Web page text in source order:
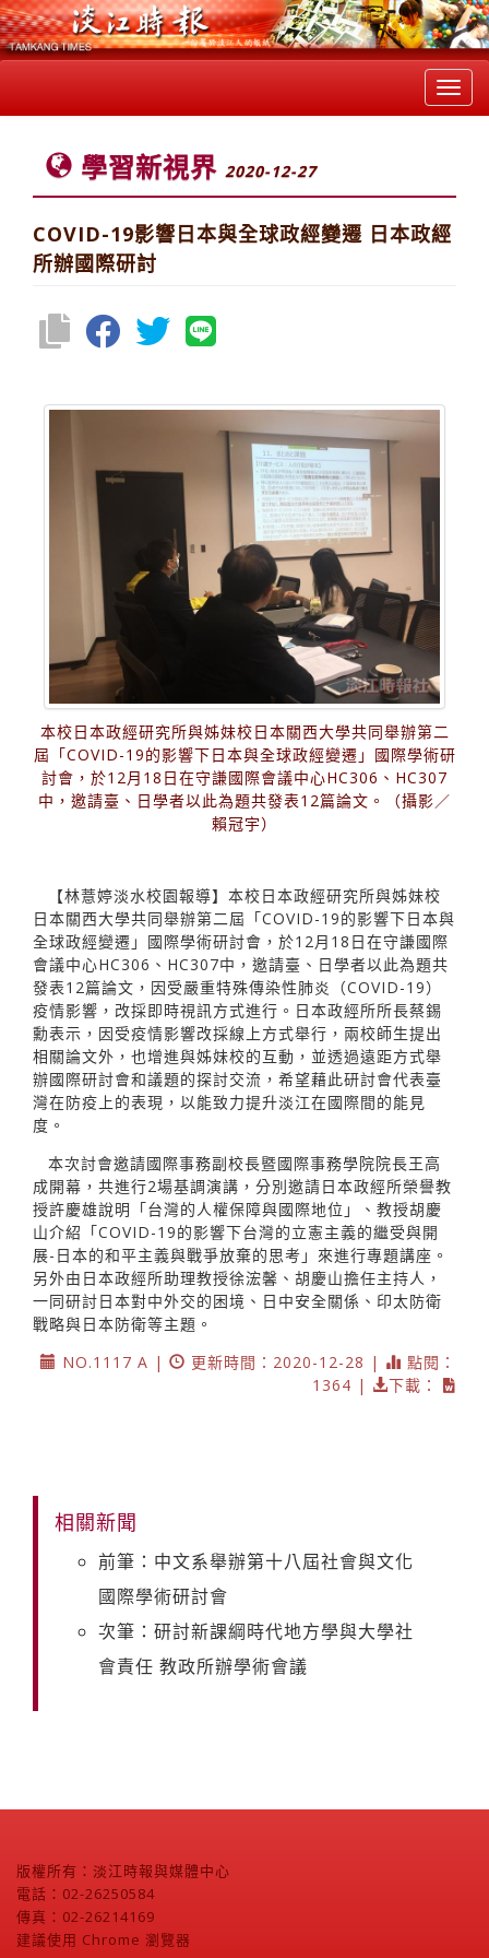
學習新視界 2020-12-27
COVID-19影響日本與全球政經變遷 日本政經
所辦國際研討
本校日本政經研究所與姊妹校日本關西大學共同舉辦第二
屆「COVID-19的影響下日本與全球政經變遷」國際學術研
討會，於12月18日在守謙國際會議中心HC306、HC307
中，邀請臺、日學者以此為題共發表12篇論文。（攝影／
賴冠宇）
【林薏婷淡水校園報導】本校日本政經研究所與姊妹校
日本關西大學共同舉辦第二屆「COVID-19的影響下日本與
全球政經變遷」國際學術研討會，於12月18日在守謙國際
會議中心HC306、HC307中，邀請臺、日學者以此為題共
發表12篇論文，因受嚴重特殊傳染性肺炎（COVID-19）
疫情影響，改採即時視訊方式進行。日本政經所所長蔡錫
勳表示，因受疫情影響改採線上方式舉行，兩校師生提出
相關論文外，也增進與姊妹校的互動，並透過遠距方式舉
辦國際研討會和議題的探討交流，希望藉此研討會代表臺
灣在防疫上的表現，以能致力提升淡江在國際間的能見
度。
本次討會邀請國際事務副校長暨國際事務學院院長王高
成開幕，共進行2場基調演講，分別邀請日本政經所榮譽教
授許慶雄說明「台灣的人權保障與國際地位」、教授胡慶
山介紹「COVID-19的影響下台灣的立憲主義的繼受與開
展-日本的和平主義與戰爭放棄的思考」來進行專題講座。
另外由日本政經所助理教授徐浤馨、胡慶山擔任主持人，
一同研討日本對中外交的困境、日中安全關係、印太防衛
戰略與日本防衛等主題。
NO.1117 A |
更新時間：2020-12-28 |
點閱：
1364 |
下載：
相關新聞
前筆：中文系舉辦第十八屆社會與文化
國際學術研討會
次筆：研討新課綱時代地方學與大學社
會責任 教政所辦學術會議
版權所有：淡江時報與媒體中心
電話：02-26250584
傳真：02-26214169
建議使用 Chrome 瀏覽器